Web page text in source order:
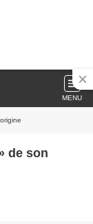
MENU
de son